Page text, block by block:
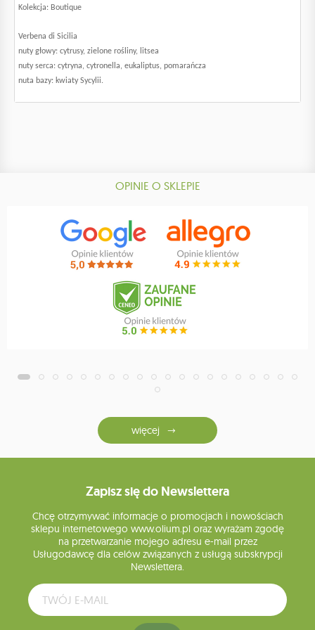
Kolekcja: Boutique
Verbena di Sicilia
nuty głowy: cytrusy, zielone rośliny, litsea
nuty serca: cytryna, cytronella, eukaliptus, pomarańcza
nuta bazy: kwiaty Sycylii.
OPINIE O SKLEPIE
więcej
Zapisz się do Newslettera
Chcę otrzymywać informacje o promocjach i nowościach
sklepu internetowego www.olium.pl oraz wyrażam zgodę
na przetwarzanie mojego adresu e-mail przez
Usługodawcę dla celów związanych z usługą subskrypcji
Newslettera.